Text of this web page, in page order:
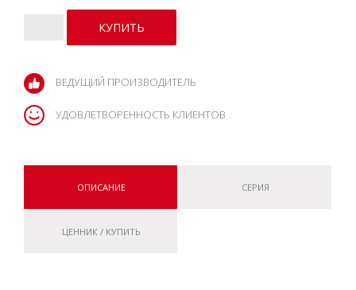
ВЕДУЩИЙ ПРОИЗВОДИТЕЛЬ
УДОВЛЕТВОРЕННОСТЬ КЛИЕНТОВ
ОПИСАНИЕ СЕРИЯ
ЦЕННИК / КУПИТЬ